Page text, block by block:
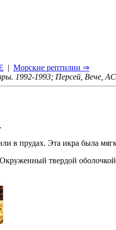
| Морские рептилии ⇒
1992-1993; Персей, Вече,
в прудах. Эта икра была
твердой